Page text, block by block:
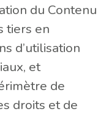
du Contenu
tiers en
d’utilisation
et
de
droits et de